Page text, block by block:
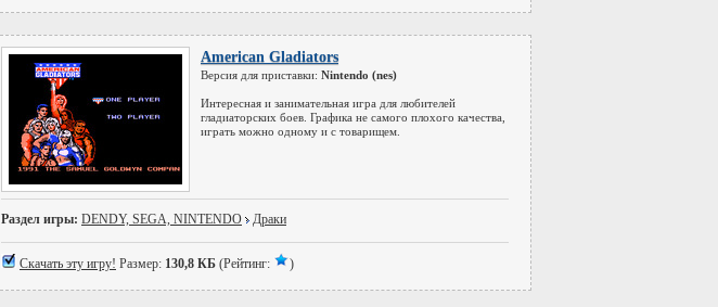
American Gladiators
Версия для приставки: Nintendo (nes)
Интересная и занимательная игра для любителей
гладиаторских боев. Графика не самого плохого качества,
играть можно одному и с товарищем.
Раздел игры: DENDY, SEGA, NINTENDO Драки
Скачать эту игру! Размер: 130,8 КБ (Рейтинг: )